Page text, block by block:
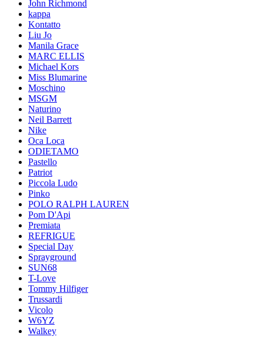
John Richmond
kappa
Kontatto
Liu Jo
Manila Grace
MARC ELLIS
Michael Kors
Miss Blumarine
Moschino
MSGM
Naturino
Neil Barrett
Nike
Oca Loca
ODIETAMO
Pastello
Patriot
Piccola Ludo
Pinko
POLO RALPH LAUREN
Pom D'Api
Premiata
REFRIGUE
Special Day
Sprayground
SUN68
T-Love
Tommy Hilfiger
Trussardi
Vicolo
W6YZ
Walkey